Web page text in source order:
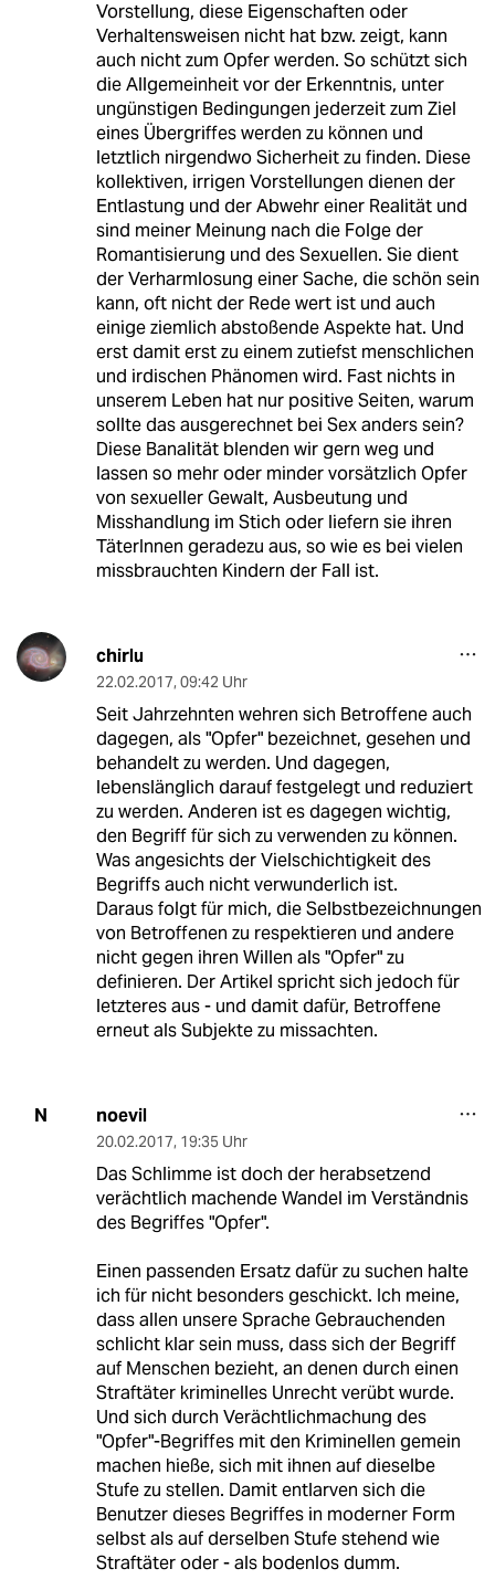
Vorstellung, diese Eigenschaften oder
Verhaltensweisen nicht hat bzw. zeigt, kann
auch nicht zum Opfer werden. So schützt sich
die Allgemeinheit vor der Erkenntnis, unter
ungünstigen Bedingungen jederzeit zum Ziel
eines Übergriffes werden zu können und
letztlich nirgendwo Sicherheit zu finden. Diese
kollektiven, irrigen Vorstellungen dienen der
Entlastung und der Abwehr einer Realität und
sind meiner Meinung nach die Folge der
Romantisierung und des Sexuellen. Sie dient
der Verharmlosung einer Sache, die schön sein
kann, oft nicht der Rede wert ist und auch
einige ziemlich abstoßende Aspekte hat. Und
erst damit erst zu einem zutiefst menschlichen
und irdischen Phänomen wird. Fast nichts in
unserem Leben hat nur positive Seiten, warum
sollte das ausgerechnet bei Sex anders sein?
Diese Banalität blenden wir gern weg und
lassen so mehr oder minder vorsätzlich Opfer
von sexueller Gewalt, Ausbeutung und
Misshandlung im Stich oder liefern sie ihren
TäterInnen geradezu aus, so wie es bei vielen
missbrauchten Kindern der Fall ist.
chirlu
22.02.2017, 09:42 Uhr
Seit Jahrzehnten wehren sich Betroffene auch
dagegen, als "Opfer" bezeichnet, gesehen und
behandelt zu werden. Und dagegen,
lebenslänglich darauf festgelegt und reduziert
zu werden. Anderen ist es dagegen wichtig,
den Begriff für sich zu verwenden zu können.
Was angesichts der Vielschichtigkeit des
Begriffs auch nicht verwunderlich ist.
Daraus folgt für mich, die Selbstbezeichnungen
von Betroffenen zu respektieren und andere
nicht gegen ihren Willen als "Opfer" zu
definieren. Der Artikel spricht sich jedoch für
letzteres aus - und damit dafür, Betroffene
erneut als Subjekte zu missachten.
N noevil
20.02.2017, 19:35 Uhr
Das Schlimme ist doch der herabsetzend
verächtlich machende Wandel im Verständnis
des Begriffes "Opfer".
Einen passenden Ersatz dafür zu suchen halte
ich für nicht besonders geschickt. Ich meine,
dass allen unsere Sprache Gebrauchenden
schlicht klar sein muss, dass sich der Begriff
auf Menschen bezieht, an denen durch einen
Straftäter kriminelles Unrecht verübt wurde.
Und sich durch Verächtlichmachung des
"Opfer"-Begriffes mit den Kriminellen gemein
machen hieße, sich mit ihnen auf dieselbe
Stufe zu stellen. Damit entlarven sich die
Benutzer dieses Begriffes in moderner Form
selbst als auf derselben Stufe stehend wie
Straftäter oder - als bodenlos dumm.